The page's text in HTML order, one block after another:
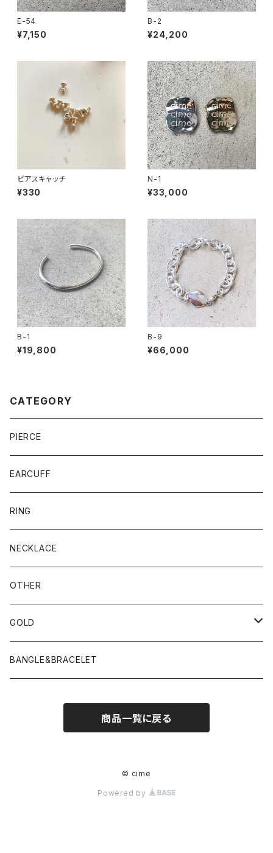
E-54
¥7,150
B-2
¥24,200
ピアスキャッチ
¥330
N-1
¥33,000
B-1
¥19,800
B-9
¥66,000
CATEGORY
PIERCE
EARCUFF
RING
NECKLACE
OTHER
GOLD
PIERCE
BANGLE&BRACELET
商品一覧に戻る
© cime
Powered by